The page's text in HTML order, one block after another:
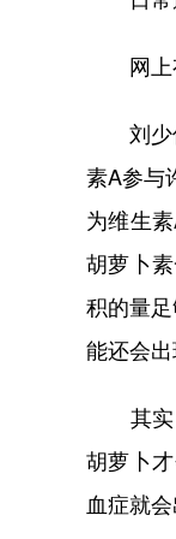
网上有
刘少伟
素A参与
为维生
胡萝卜
积的量
能还会
其实，
胡萝卜
血症就会